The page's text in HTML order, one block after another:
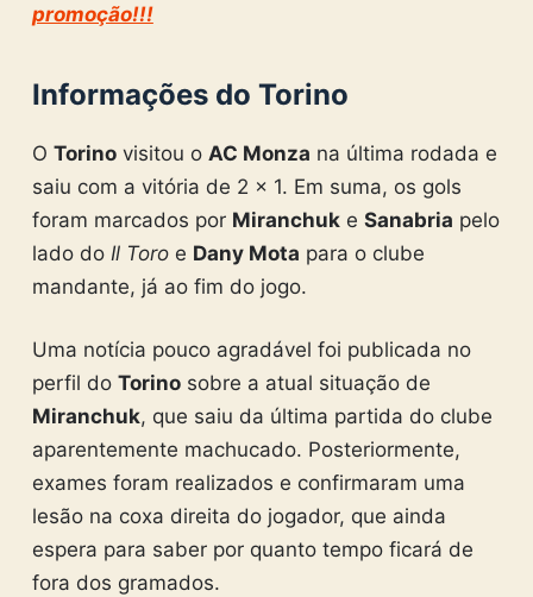
promoção!!!
Informações do Torino
O Torinovisitou o AC Monza na última rodada e
saiu com a vitória de 2 x 1. Em suma, os gols
foram marcados por Miranchuke Sanabria pelo
lado do Il Toroe Dany Mota para o clube
mandante, já ao fim do jogo.
Uma notícia pouco agradável foi publicada no
perfil do Torinosobre a atual situação de
Miranchuk, que saiu da última partida do clube
aparentemente machucado. Posteriormente,
exames foram realizados e confirmaram uma
lesão na coxa direita do jogador, que ainda
espera para saber por quanto tempo ficará de
fora dos gramados.